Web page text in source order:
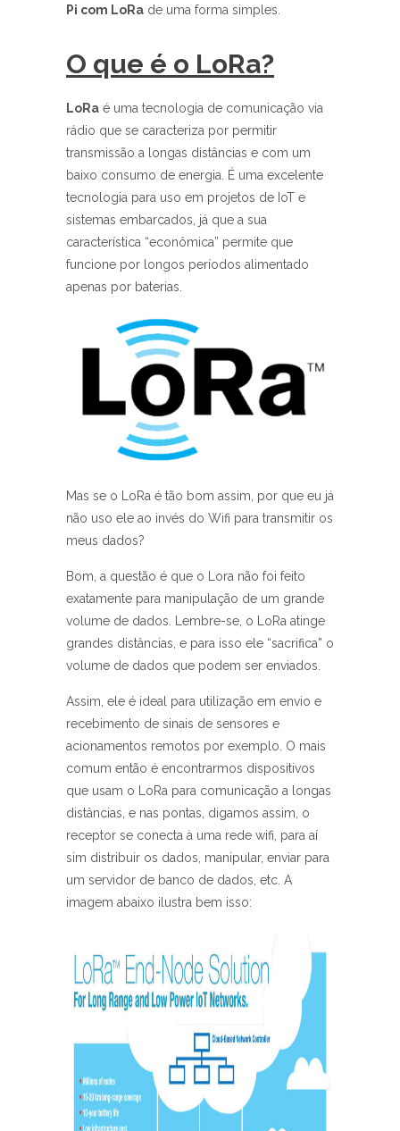
Pi com LoRa de uma forma simples.
O que é o LoRa?
LoRa é uma tecnologia de comunicação via
rádio que se caracteriza por permitir
transmissão a longas distâncias e com um
baixo consumo de energia. É uma excelente
tecnologia para uso em projetos de IoT e
sistemas embarcados, já que a sua
característica “econômica” permite que
funcione por longos períodos alimentado
apenas por baterias.
Mas se o LoRa é tão bom assim, por que eu já
não uso ele ao invés do Wifi para transmitir os
meus dados?
Bom, a questão é que o Lora não foi feito
exatamente para manipulação de um grande
volume de dados. Lembre-se, o LoRa atinge
grandes distâncias, e para isso ele “sacrifica” o
volume de dados que podem ser enviados.
Assim, ele é ideal para utilização em envio e
recebimento de sinais de sensores e
acionamentos remotos por exemplo. O mais
comum então é encontrarmos dispositivos
que usam o LoRa para comunicação a longas
distâncias, e nas pontas, digamos assim, o
receptor se conecta à uma rede wifi, para aí
sim distribuir os dados, manipular, enviar para
um servidor de banco de dados, etc. A
imagem abaixo ilustra bem isso: